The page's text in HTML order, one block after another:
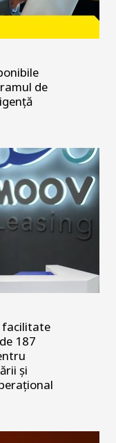
de
facilitate
187
și